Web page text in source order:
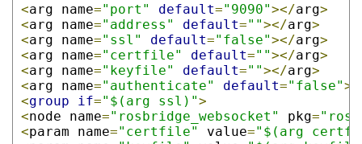
<arg name="port" default="9090"></arg>
<arg name="address" default=""></arg>
<arg name="ssl" default="false"></arg>
<arg name="certfile" default=""></arg>
<arg name="keyfile" default=""></arg>
<arg name="authenticate" default="false"
<group if="$(arg ssl)">
<node name="rosbridge_websocket" pkg=
<param name="certfile" value="$(arg